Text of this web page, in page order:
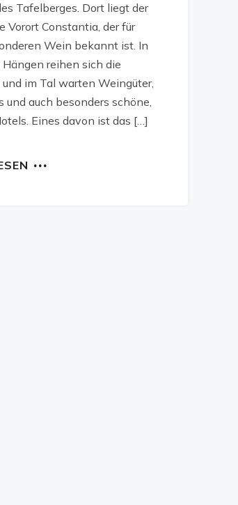
Tafelberges. Dort liegt der
Vorort Constantia, der für
Wein bekannt ist. In
reihen sich die
im Tal warten Weingüter,
und auch besonders schöne,
Eines davon ist das […]